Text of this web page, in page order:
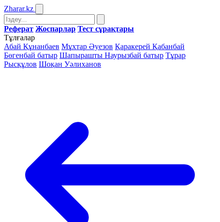
Zharar.kz
Реферат Жоспарлар Тест сұрақтары
Тұлғалар
Абай Құнанбаев Мұхтар Әуезов Қаракерей Қабанбай
Бөгенбай батыр Шапырашты Наурызбай батыр Тұрар
Рысқұлов Шоқан Уәлиханов